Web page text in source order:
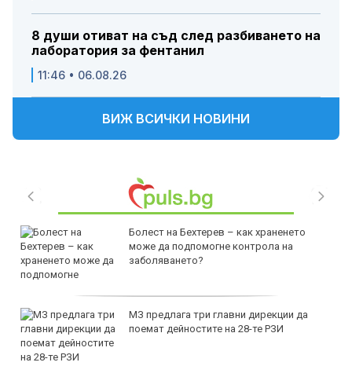
8 души отиват на съд след разбиването на
лаборатория за фентанил
11:46 • 06.08.26
ВИЖ ВСИЧКИ НОВИНИ
Болест на Бехтерев – как храненето
може да подпомогне контрола на
заболяването?
МЗ предлага три главни дирекции да
поемат дейностите на 28-те РЗИ